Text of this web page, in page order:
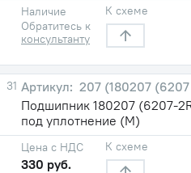
Наличие
Обратитесь к
консультанту
К схеме
31
207 (180207
Подшипник 180207 (6207-
под уплотнение (М)
Цена с НДС
330 руб.
К схеме